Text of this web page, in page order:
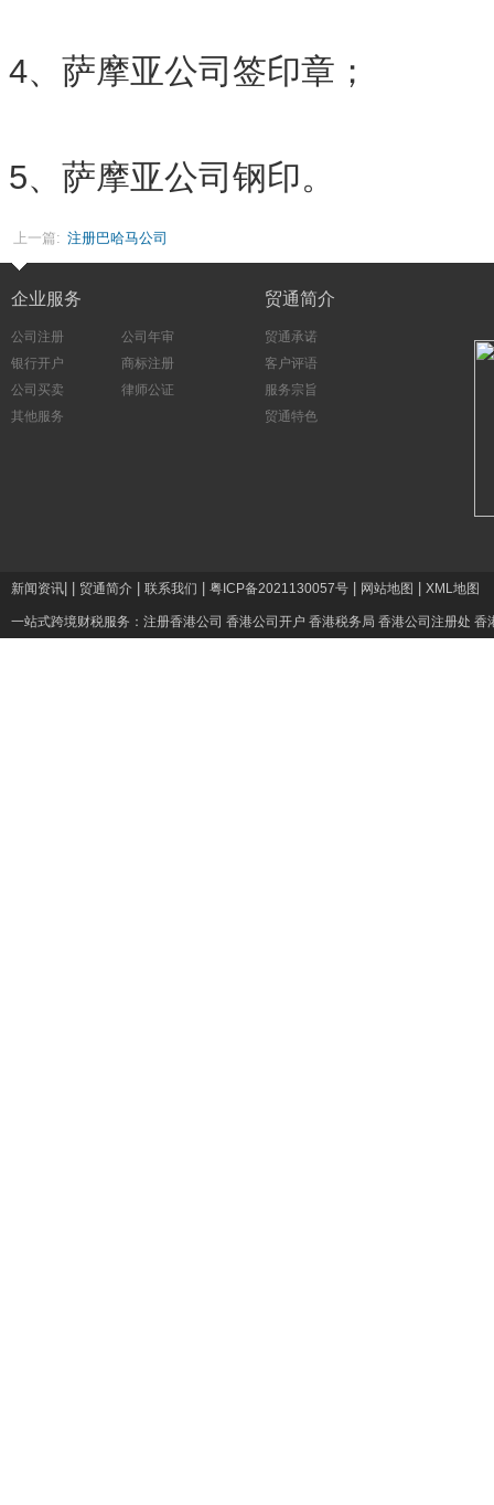
4、萨摩亚公司签印章；
5、萨摩亚公司钢印。
上一篇: 注册巴哈马公司
企业服务
公司注册
公司年审
银行开户
商标注册
公司买卖
律师公证
其他服务
贸通简介
贸通承诺
客户评语
服务宗旨
贸通特色
新闻资讯 贸通简介 联系我们 粤ICP备2021130057号 网站地图 XML地图
一站式跨境财税服务： 注册香港公司 香港公司开户 香港税务局 香港公司注册处 香